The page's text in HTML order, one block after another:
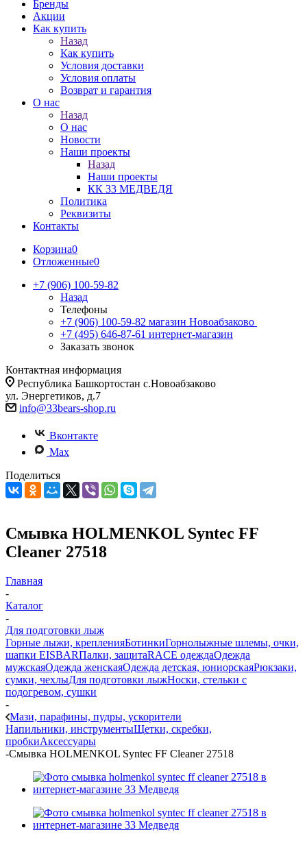
Бренды
Акции
Как купить
Назад
Как купить
Условия доставки
Условия оплаты
Возврат и гарантия
О нас
Назад
О нас
Новости
Наши проекты
Назад
Наши проекты
КК 33 МЕДВЕДЯ
Политика
Реквизиты
Контакты
Корзина0
Отложенные0
+7 (906) 100-59-82
Назад
Телефоны
+7 (906) 100-59-82 магазин Новоабзаково
+7 (495) 646-87-61 интернет-магазин
Заказать звонок
Контактная информация
Республика Башкортостан с.Новоабзаково
ул. Энергетиков, д.7
info@33bears-shop.ru
Вконтакте
Max
Поделиться
Смывка HOLMENKOL Syntec FF
Cleaner 27518
Главная
-
Каталог
-
Для подготовки лыж
Горные лыжи, крепленияБотинкиГорнолыжные шлемы, очки,
шапки EISBARПалки, защитаRACE одеждаОдежда
мужскаяОдежда женскаяОдежда детская, юниорскаяРюкзаки,
сумки, чехлыДля подготовки лыжНоски, стельки с
подогревом, сушки
-
Мази, парафины, пудры, ускорители
Напильники, инструментыЩетки, скребки,
пробкиАксессуары
-Смывка HOLMENKOL Syntec FF Cleaner 27518